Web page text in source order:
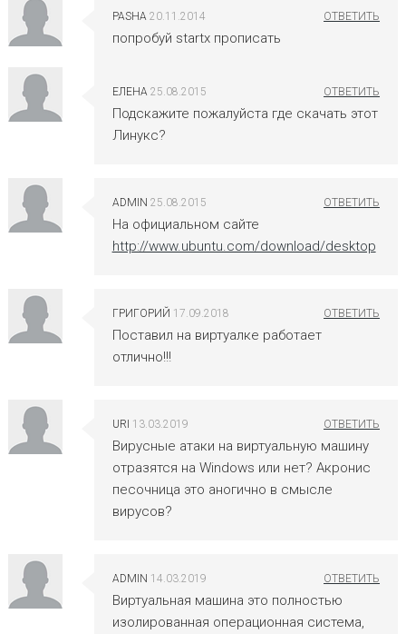
PASHA 20.11.2014
попробуй startx прописать
ЕЛЕНА 25.08.2015
Подскажите пожалуйста где скачать этот
Линукс?
ADMIN 25.08.2015
На официальном сайте
http://www.ubuntu.com/download/desktop
ГРИГОРИЙ 17.09.2018
Поставил на виртуалке работает
отлично!!!
URI 13.03.2019
Вирусные атаки на виртуальную машину
отразятся на Windows или нет? Акронис
песочница это аногично в смысле
вирусов?
ADMIN 14.03.2019
Виртуальная машина это полностью
изолированная операционная система,